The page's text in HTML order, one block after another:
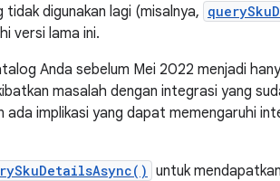
digunakan lagi (misalnya,
versi lama ini.
Anda sebelum Mei 2022 menjadi
masalah dengan integrasi yang
implikasi yang dapat memengaruhi
untuk